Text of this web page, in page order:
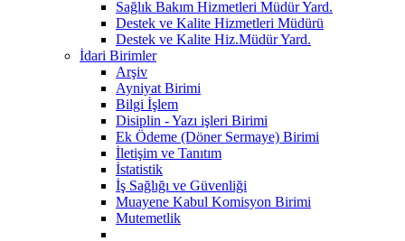
Sağlık Bakım Hizmetleri Müdür Yard.
Destek ve Kalite Hizmetleri Müdürü
Destek ve Kalite Hiz.Müdür Yard.
İdari Birimler
Arşiv
Ayniyat Birimi
Bilgi İşlem
Disiplin - Yazı işleri Birimi
Ek Ödeme (Döner Sermaye) Birimi
İletişim ve Tanıtım
İstatistik
İş Sağlığı ve Güvenliği
Muayene Kabul Komisyon Birimi
Mutemetlik